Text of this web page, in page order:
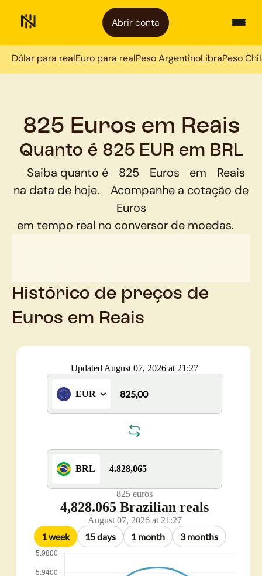
Abrir conta
Dólar para realEuro para realPeso ArgentinoLibraPeso
825 Euros em Reais
Quanto é 825 EUR em BRL
Saiba quanto é 825 Euros em
Reais
na data de hoje.
Acompanhe a cotação de
Euros
em tempo real no conversor de moedas.
Histórico de preços de
Euros em Reais